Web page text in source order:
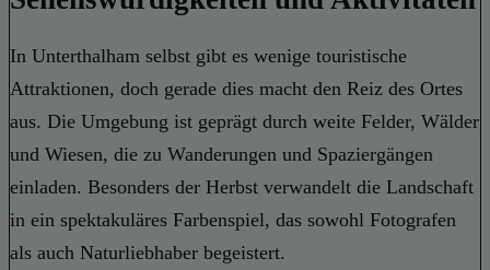
In Unterthalham selbst gibt es wenige touristische
Attraktionen, doch gerade dies macht den Reiz des Ortes
aus. Die Umgebung ist geprägt durch weite Felder, Wälder
und Wiesen, die zu Wanderungen und Spaziergängen
einladen. Besonders der Herbst verwandelt die Landschaft
in ein spektakuläres Farbenspiel, das sowohl Fotografen
als auch Naturliebhaber begeistert.